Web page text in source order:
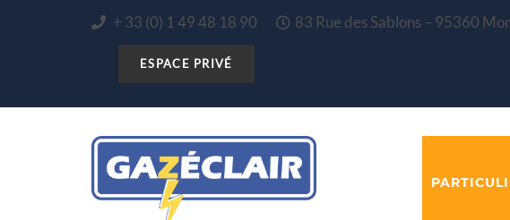
+ 33 (0) 1 49 48 18 90 83 Rue des Sablons – 95360